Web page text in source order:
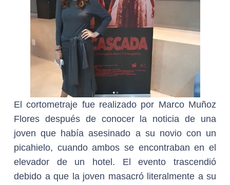
El cortometraje fue realizado por Marco Muñoz
Flores después de conocer la noticia de una
joven que había asesinado a su novio con un
picahielo, cuando ambos se encontraban en el
elevador de un hotel. El evento trascendió
debido a que la joven masacró literalmente a su